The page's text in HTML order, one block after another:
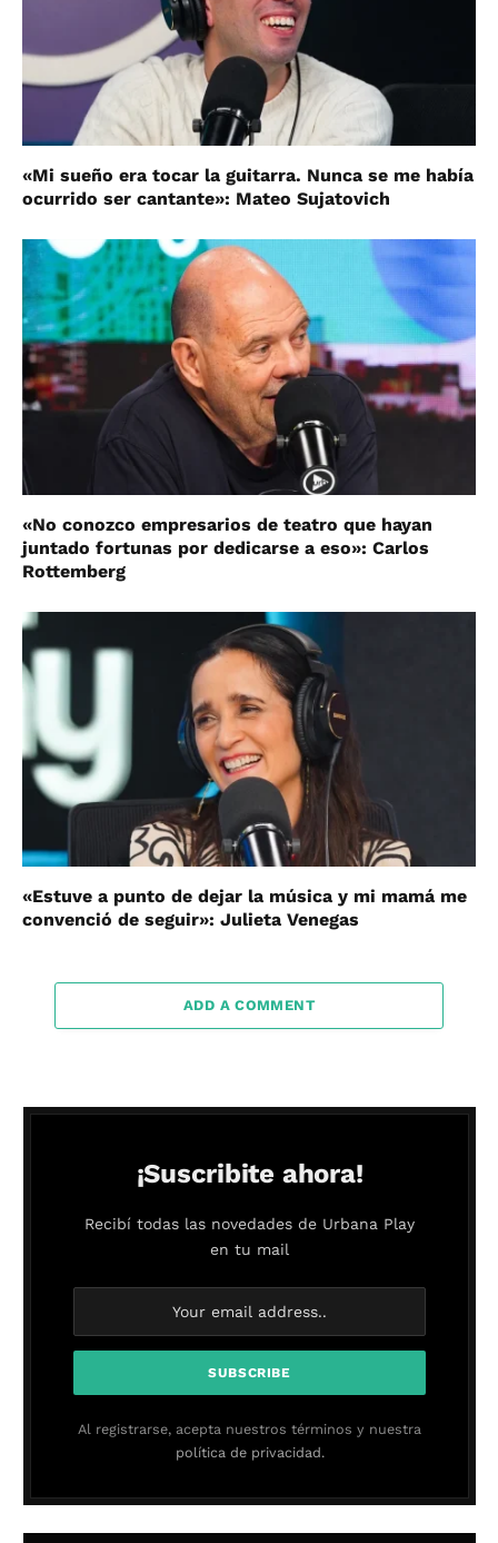
«Mi sueño era tocar la guitarra. Nunca se me había
ocurrido ser cantante»: Mateo Sujatovich
«No conozco empresarios de teatro que hayan
juntado fortunas por dedicarse a eso»: Carlos
Rottemberg
«Estuve a punto de dejar la música y mi mamá me
convenció de seguir»: Julieta Venegas
ADD A COMMENT
¡Suscribite ahora!
Recibí todas las novedades de Urbana Play
en tu mail
Al registrarse, acepta nuestros términos y nuestra
política de privacidad.